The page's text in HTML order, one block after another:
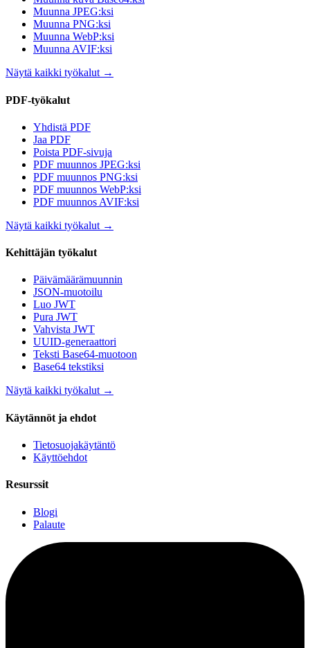
Muunna JPEG:ksi
Muunna PNG:ksi
Muunna WebP:ksi
Muunna AVIF:ksi
Näytä kaikki työkalut→
PDF-työkalut
Yhdistä PDF
Jaa PDF
Poista PDF-sivuja
PDF muunnos JPEG:ksi
PDF muunnos PNG:ksi
PDF muunnos WebP:ksi
PDF muunnos AVIF:ksi
Näytä kaikki työkalut →
Kehittäjän työkalut
Päivämäärämuunnin
JSON-muotoilu
Luo JWT
Pura JWT
Vahvista JWT
UUID-generaattori
Teksti Base64-muotoon
Base64 tekstiksi
Näytä kaikki työkalut→
Käytännöt ja ehdot
Tietosuojakäytäntö
Käyttöehdot
Resurssit
Blogi
Palaute